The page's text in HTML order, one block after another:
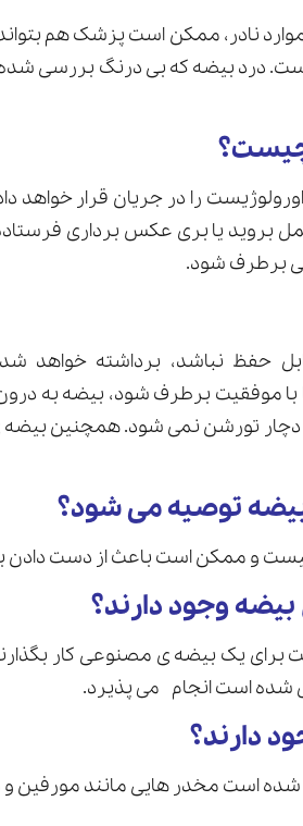
نادر، ممکن است پزشک هم
درد بیضه که بی درنگ بررسی
را در جریان قرار خواهد
یا بری عکس برداری
برطرف شود.
حفظ نباشد، برداشته خواهد شد
با موفقیت برطرف شود، بیضه به
تورشن نمی شود. همچنین بیضه
بیضه توصیه می شود؟
و ممکن است باعث از دست دادن
وجود دارند؟
یک بیضه ی مصنوعی کار
شده است انجام می پذیرد.
دارند؟
شده است مخدر هایی مانند